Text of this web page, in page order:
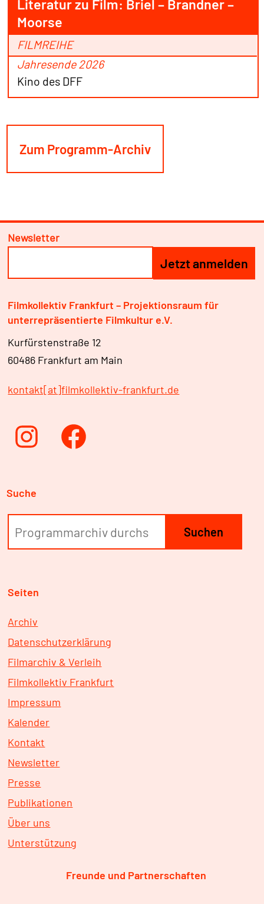
Literatur zu Film: Briel – Brandner –
Moorse
FILMREIHE
Jahresende 2026
Kino des DFF
Zum Programm-Archiv
Newsletter
Filmkollektiv Frankfurt – Projektionsraum für
unterrepräsentierte Filmkultur e.V.
Kurfürstenstraße 12
60486 Frankfurt am Main
kontakt[at]filmkollektiv-frankfurt.de
InstagramFacebook
Suche
Suchen
Seiten
Archiv
Datenschutzerklärung
Filmarchiv & Verleih
Filmkollektiv Frankfurt
Impressum
Kalender
Kontakt
Newsletter
Presse
Publikationen
Über uns
Unterstützung
Freunde und Partnerschaften